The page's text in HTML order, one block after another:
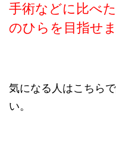
手術などに比べ
のひらを目指せま
気になる人はこちら
い。